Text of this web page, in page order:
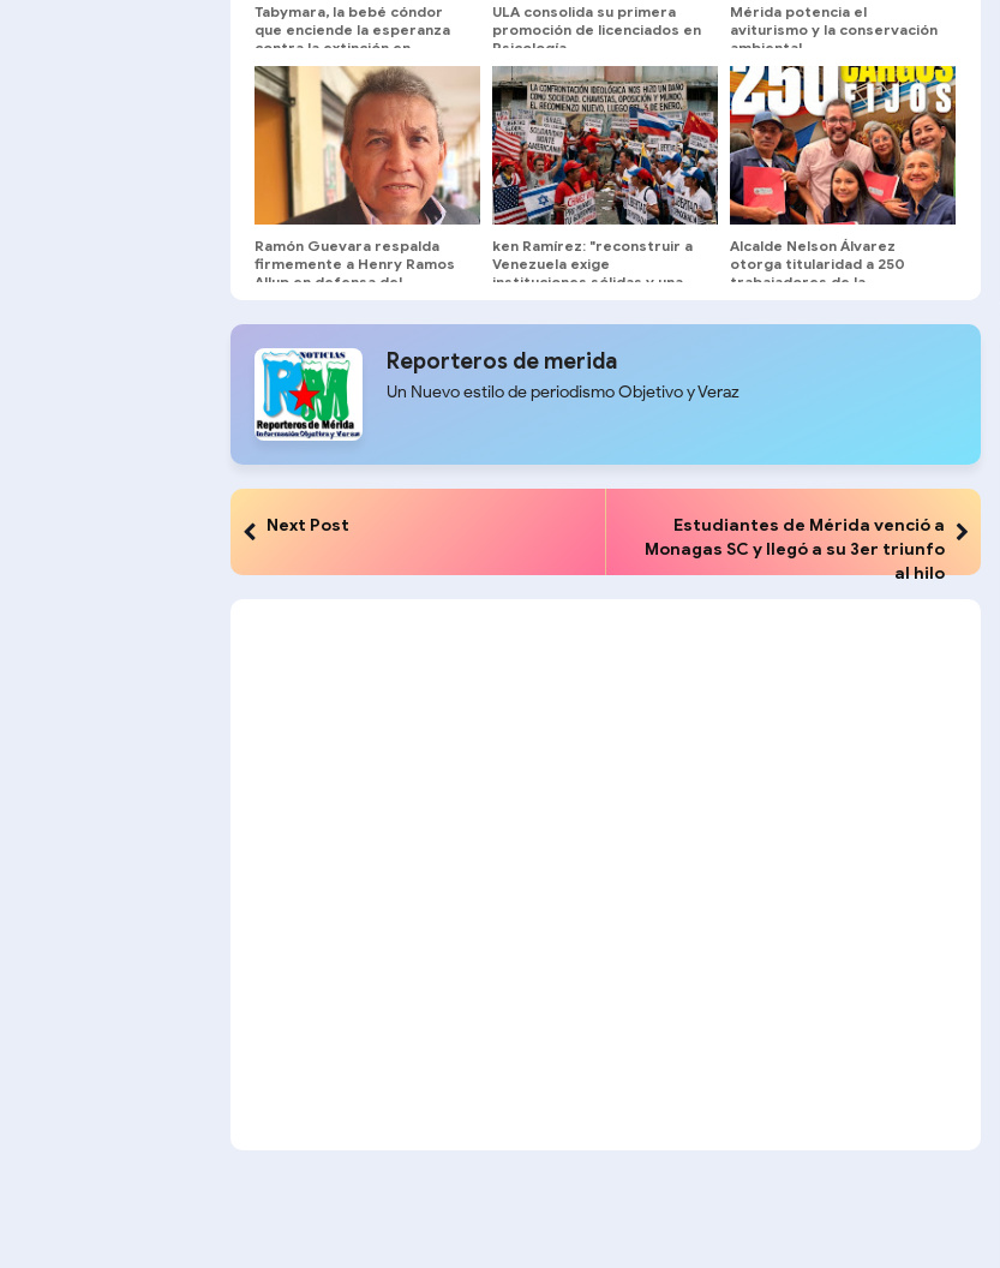
Tabymara, la bebé cóndor
que enciende la esperanza
contra la extinción en
Venezuela
ULA consolida su primera
promoción de licenciados en
Psicología
Mérida potencia el
aviturismo y la conservación
ambiental
Ramón Guevara respalda
firmemente a Henry Ramos
Allup en defensa del
ken Ramírez: "reconstruir a
Venezuela exige
instituciones sólidas y una
Alcalde Nelson Álvarez
otorga titularidad a 250
trabajadores de la
Reporteros de merida
Un Nuevo estilo de periodismo Objetivo y Veraz
Next Post
Estudiantes de Mérida venció a
Monagas SC y llegó a su 3er triunfo
al hilo